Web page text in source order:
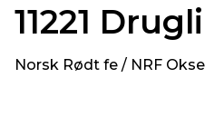
11221 Drugli
Norsk Rødt fe / NRF Okse